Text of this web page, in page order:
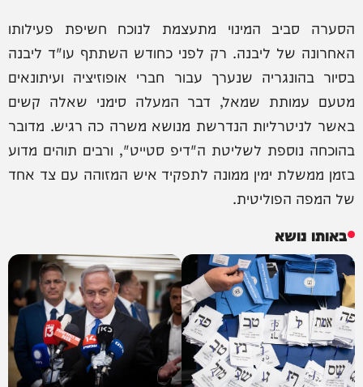
הסערה סביב המינוי מתעצמת לנוכח חשיפת פעילותו
האחרונה של ליבנה. רק לפני כחודש השתתף עו"ד ליבנה
בסיור בהונגריה שנערך עבור חברי אופוזיציה ועיתונאים
מטעם עמותת שמאל, דבר המעלה סימני שאלה קשים
באשר לניטרליות הנדרשת מנושא משרה כה רגיש. מדובר
בהוכחה נוספת לשליטת ה"דיפ סטייט", ורבים תוהים מדוע
בזמן ממשלת ימין ממונה לתפקיד איש המזוהה עם צד אחד
של המפה הפוליטית.
באותו נושא